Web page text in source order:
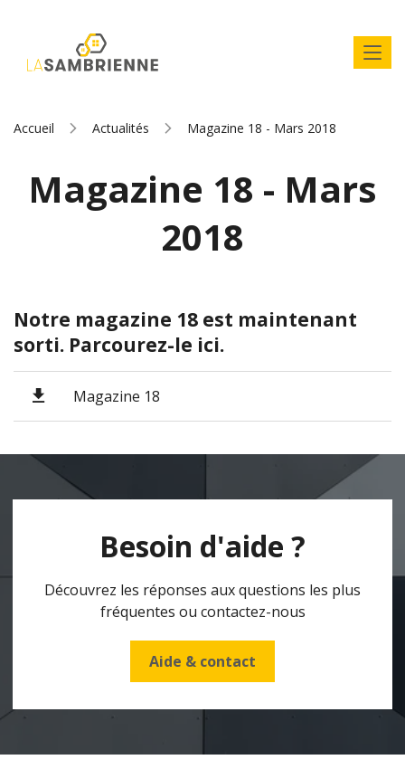
Accueil Actualités Magazine 18 - Mars 2018
Magazine 18 - Mars
2018
Notre magazine 18 est maintenant
sorti. Parcourez-le ici.
Magazine 18
Besoin d'aide ?
Découvrez les réponses aux questions les plus
fréquentes ou contactez-nous
Aide & contact